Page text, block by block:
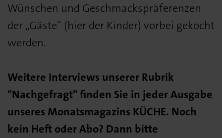
Wünschen und Geschmackspräferenzen
der „Gäste“ (hier der Kinder) vorbei gekocht
werden.
Weitere Interviews unserer Rubrik
"Nachgefragt" finden Sie in jeder Ausgabe
unseres Monatsmagazins KÜCHE. Noch
kein Heft oder Abo? Dann bitte